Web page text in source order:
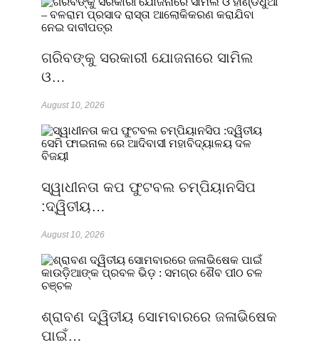
ଗରିବଙ୍କୁ ସରକାରୀ ଯୋଜନାରେ ସାମିଲ
ଓ…
August 10, 2026
ସ୍ୱାଧୀନତା କପ ଫୁଟବଲ ଚମ୍ପିୟାନସିପ
:ଦ୍ୱିତୀୟ…
August 10, 2026
ଶ୍ରାବଣ ଦ୍ୱିତୀୟ ସୋମବାରରେ ଜଳାଭିଷେକ
ପାଇଁ…